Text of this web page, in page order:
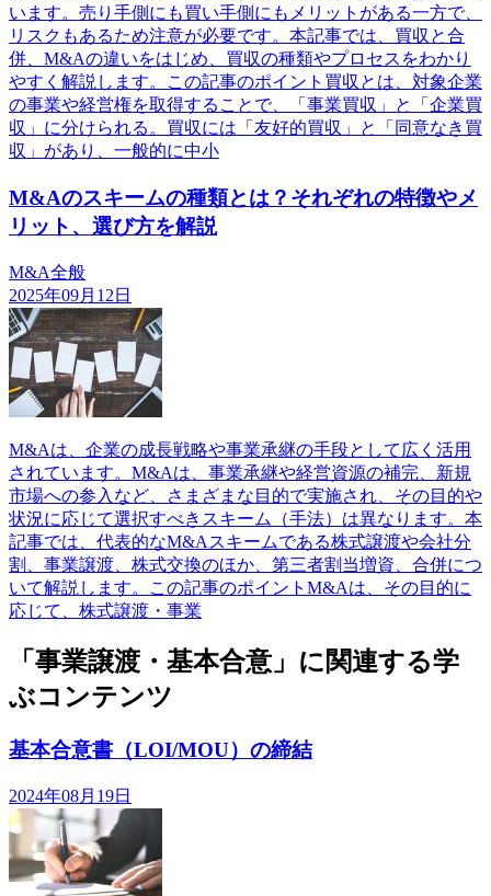
います。売り手側にも買い手側にもメリットがある一方で、
リスクもあるため注意が必要です。本記事では、買収と合
併、M&Aの違いをはじめ、買収の種類やプロセスをわかり
やすく解説します。この記事のポイント買収とは、対象企業
の事業や経営権を取得することで、「事業買収」と「企業買
収」に分けられる。買収には「友好的買収」と「同意なき買
収」があり、一般的に中小
M&Aのスキームの種類とは？それぞれの特徴やメ
リット、選び方を解説
M&A全般
2025年09月12日
M&Aは、企業の成長戦略や事業承継の手段として広く活用
されています。M&Aは、事業承継や経営資源の補完、新規
市場への参入など、さまざまな目的で実施され、その目的や
状況に応じて選択すべきスキーム（手法）は異なります。本
記事では、代表的なM&Aスキームである株式譲渡や会社分
割、事業譲渡、株式交換のほか、第三者割当増資、合併につ
いて解説します。この記事のポイントM&Aは、その目的に
応じて、株式譲渡・事業
「事業譲渡・基本合意」に関連する学
ぶコンテンツ
基本合意書（LOI/MOU）の締結
2024年08月19日